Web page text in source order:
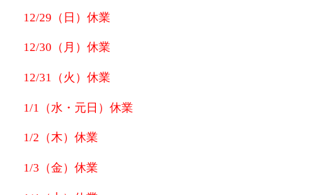
12/29（日）休業
12/30（月）休業
12/31（火）休業
1/1（水・元日）休業
1/2（木）休業
1/3（金）休業